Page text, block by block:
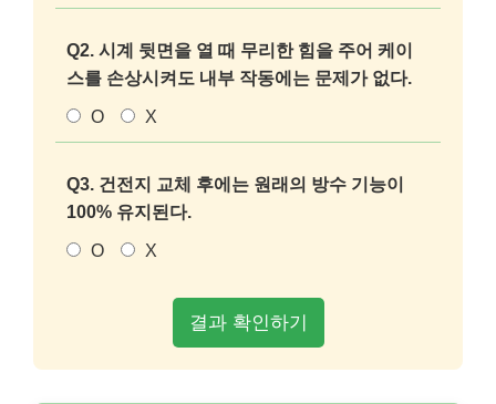
Q2. 시계 뒷면을 열 때 무리한 힘을 주어 케이
스를 손상시켜도 내부 작동에는 문제가 없다.
O X
Q3. 건전지 교체 후에는 원래의 방수 기능이
100% 유지된다.
O X
결과 확인하기